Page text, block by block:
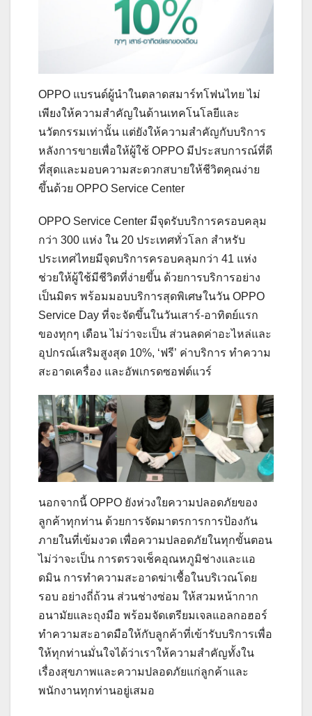
OPPO แบรนด์ผู้นำในตลาดสมาร์ทโฟนไทย ไม่
เพียงให้ความสำคัญในด้านเทคโนโลยีและ
นวัตกรรมเท่านั้น แต่ยังให้ความสำคัญกับบริการ
หลังการขายเพื่อให้ผู้ใช้ OPPO มีประสบการณ์ที่ดี
ที่สุดและมอบความสะดวกสบายให้ชีวิตคุณง่าย
ขึ้นด้วย OPPO Service Center
OPPO Service Center มีจุดรับบริการครอบคลุม
กว่า 300 แห่ง ใน 20 ประเทศทั่วโลก สำหรับ
ประเทศไทยมีจุดบริการครอบคลุมกว่า 41 แห่ง
ช่วยให้ผู้ใช้มีชีวิตที่ง่ายขึ้น ด้วยการบริการอย่าง
เป็นมิตร พร้อมมอบบริการสุดพิเศษในวัน OPPO
Service Day ที่จะจัดขึ้นในวันเสาร์-อาทิตย์แรก
ของทุกๆ เดือน ไม่ว่าจะเป็น ส่วนลดค่าอะไหล่และ
อุปกรณ์เสริมสูงสุด 10%, ‘ฟรี’ ค่าบริการ ทำความ
สะอาดเครื่อง และอัพเกรดซอฟต์แวร์
นอกจากนี้ OPPO ยังห่วงใยความปลอดภัยของ
ลูกค้าทุกท่าน ด้วยการจัดมาตรการการป้องกัน
ภายในที่เข้มงวด เพื่อความปลอดภัยในทุกขั้นตอน
ไม่ว่าจะเป็น การตรวจเช็คอุณหภูมิช่างและแอ
ดมิน การทำความสะอาดฆ่าเชื้อในบริเวณโดย
รอบ อย่างถี่ถ้วน ส่วนช่างซ่อม ให้สวมหน้ากาก
อนามัยและถุงมือ พร้อมจัดเตรียมเจลแอลกอฮอร์
ทำความสะอาดมือให้กับลูกค้าที่เข้ารับบริการเพื่อ
ให้ทุกท่านมั่นใจได้ว่าเราให้ความสำคัญทั้งใน
เรื่องสุขภาพและความปลอดภัยแก่ลูกค้าและ
พนักงานทุกท่านอยู่เสมอ